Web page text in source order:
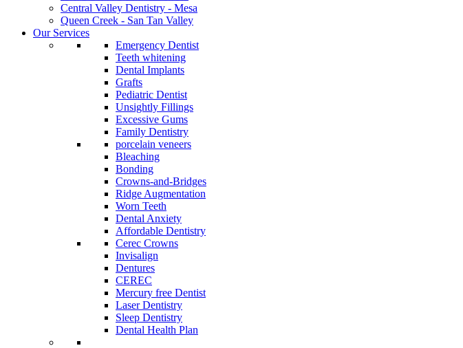
Central Valley Dentistry - Mesa
Queen Creek - San Tan Valley
Our Services
Emergency Dentist
Teeth whitening
Dental Implants
Grafts
Pediatric Dentist
Unsightly Fillings
Excessive Gums
Family Dentistry
porcelain veneers
Bleaching
Bonding
Crowns-and-Bridges
Ridge Augmentation
Worn Teeth
Dental Anxiety
Affordable Dentistry
Cerec Crowns
Invisalign
Dentures
CEREC
Mercury free Dentist
Laser Dentistry
Sleep Dentistry
Dental Health Plan